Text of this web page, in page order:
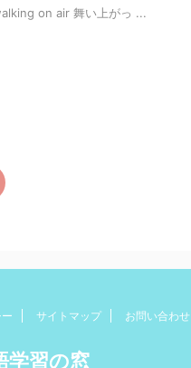
on air 舞い上がっ ...
サイトマップ お問い合わせ
学習の窓